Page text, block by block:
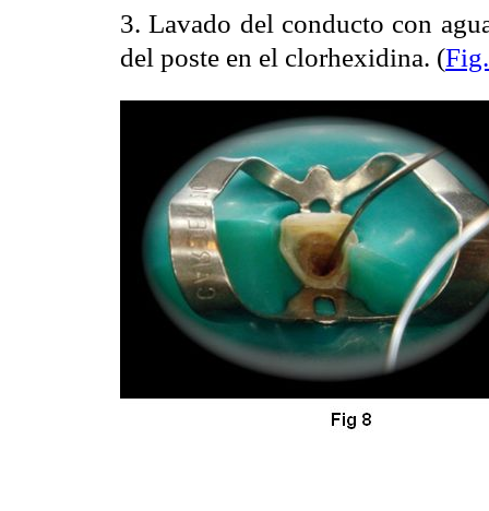
3. Lavado del conducto con
del poste en el clorhexidina. (